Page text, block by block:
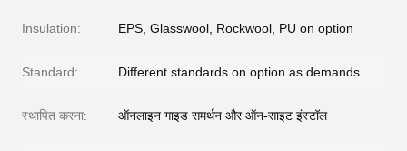
Insulation: EPS, Glasswool, Rockwool, PU on option
Standard: Different standards on option as demands
स्थापित करना: ऑनलाइन गाइड समर्थन और ऑन-साइट इंस्टॉल